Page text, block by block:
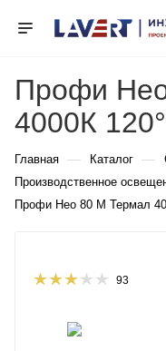
Профи
4000К 120°
Главная — Каталог —
Производственное
Профи Нео 80 M Термал
93